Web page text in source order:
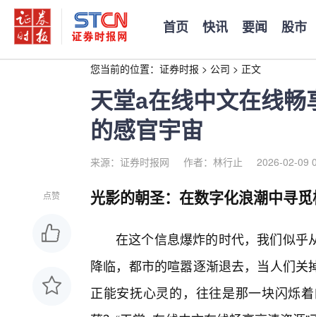
首页 快讯 要闻 股市
您当前的位置： 证券时报 > 公司 > 正文
天堂а在线中文在线
的感官宇宙
来源：证券时报网 作者：林行止 2026-02-09
点赞 光影的朝圣：在数字化浪潮中寻
在这个信息爆炸的时代，我们似乎
降临，都市的喧嚣逐渐退去，当人们
正能安抚心灵的，往往是那一块闪烁